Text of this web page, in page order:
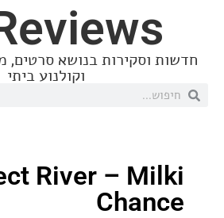
בנושא סרטים, מוזיקה, ציוד
וקולנוע ביתי
Project River –